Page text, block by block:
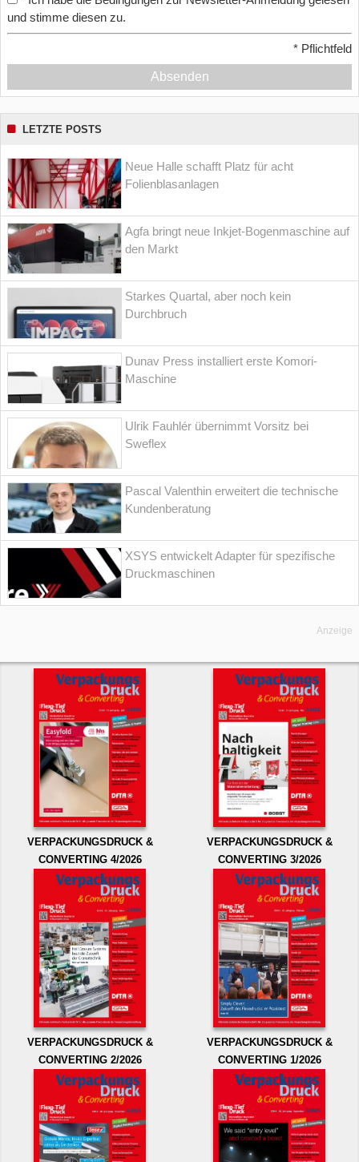
und stimme diesen zu.
* Pflichtfeld
Absenden
LETZTE POSTS
Neue Halle schafft Platz für acht
Folienblasanlagen
Agfa bringt neue Inkjet-Bogenmaschine auf
den Markt
Starkes Quartal, aber noch kein
Durchbruch
Dunav Press installiert erste Komori-
Maschine
Ulrik Fauhlér übernimmt Vorsitz bei
Sweflex
Pascal Valenthin erweitert die technische
Kundenberatung
XSYS entwickelt Adapter für spezifische
Druckmaschinen
Anzeige
VERPACKUNGSDRUCK &
CONVERTING 4/2026
VERPACKUNGSDRUCK &
CONVERTING 3/2026
VERPACKUNGSDRUCK &
CONVERTING 2/2026
VERPACKUNGSDRUCK &
CONVERTING 1/2026